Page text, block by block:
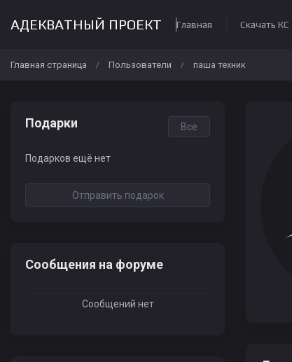
АДЕКВАТНЫЙ ПРОЕКТ Главная Скачать КС
Главная страница / Пользователи / паша техник
Подарки Все
Подарков ещё нет
Отправить подарок
Сообщения на форуме
Сообщений нет